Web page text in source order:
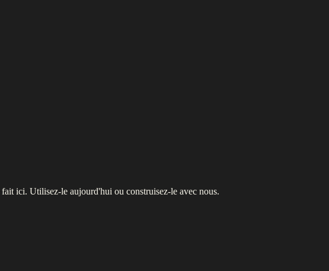
ici. Utilisez-le aujourd'hui ou construisez-le avec nous.